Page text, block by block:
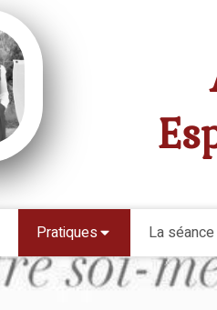
Pratiques La séance